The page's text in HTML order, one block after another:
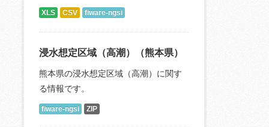
XLS CSV fiware-ngsi
浸水想定区域（高潮）（熊本県）
熊本県の浸水想定区域（高潮）に関す
る情報です。
fiware-ngsi ZIP